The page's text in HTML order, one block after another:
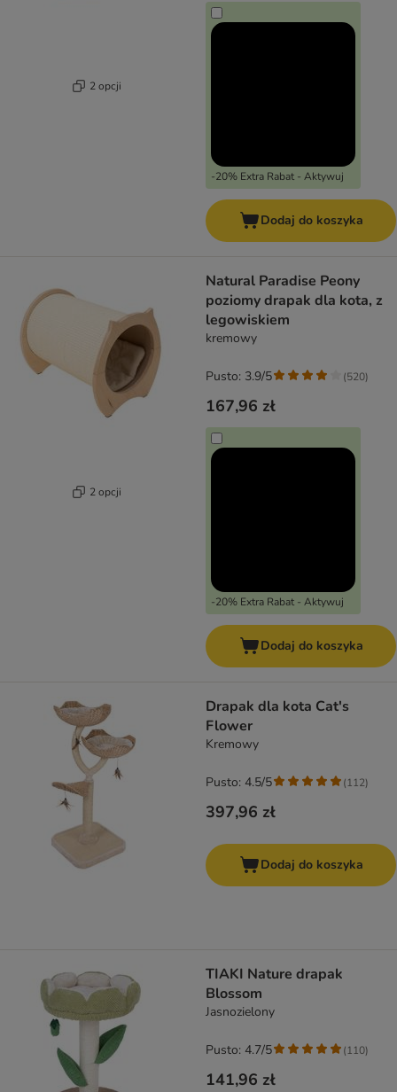
2 opcji
-20% Extra Rabat - Aktywuj
Dodaj do koszyka
2 opcji
Natural Paradise Peony
poziomy drapak dla kota, z
legowiskiem
kremowy
167,96 zł
-20% Extra Rabat - Aktywuj
Pusto: 3.9/5 (520)
Dodaj do koszyka
Drapak dla kota Cat's
Flower
Kremowy
397,96 zł
Pusto: 4.5/5 (112)
Dodaj do koszyka
TIAKI Nature drapak
Blossom
Jasnozielony
141,96 zł
Pusto: 4.7/5 (110)